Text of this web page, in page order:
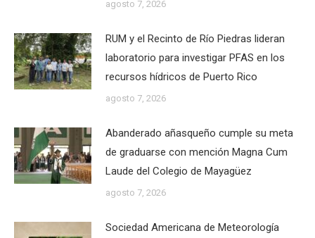
agosto 7, 2026
RUM y el Recinto de Río Piedras lideran
laboratorio para investigar PFAS en los
recursos hídricos de Puerto Rico
agosto 7, 2026
Abanderado añasqueño cumple su meta
de graduarse con mención Magna Cum
Laude del Colegio de Mayagüez
agosto 7, 2026
Sociedad Americana de Meteorología